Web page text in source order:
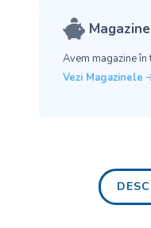
Magazine
Avem magazine în
Vezi Magazinele